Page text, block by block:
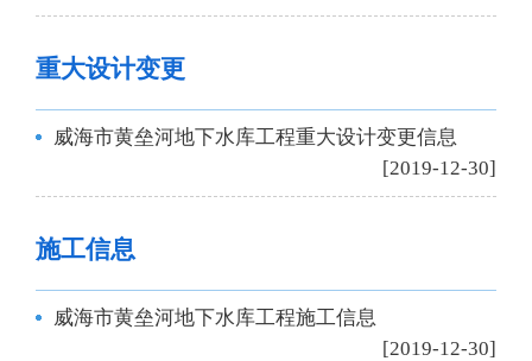
重大设计变更
威海市黄垒河地下水库工程重大设计变更信息
[2019-12-30]
施工信息
威海市黄垒河地下水库工程施工信息
[2019-12-30]